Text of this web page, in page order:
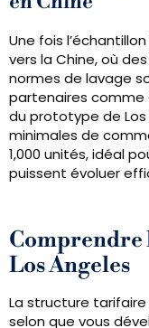
Une fois
vers la Chine, où
normes de lavage
partenaires comme
du prototype de
minimales de
1,000 unités, idéal
puissent évoluer
Comprendre
Los Angeles
La structure tarifaire
selon que vous